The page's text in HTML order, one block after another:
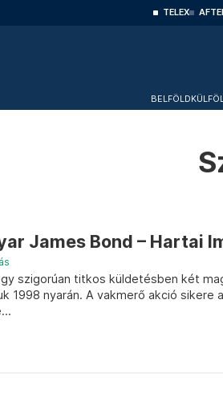
TELEX
BELFÖLD
James Bond – Hartai
szigorúan titkos küldetésben két
1998 nyarán. A vakmerő akció